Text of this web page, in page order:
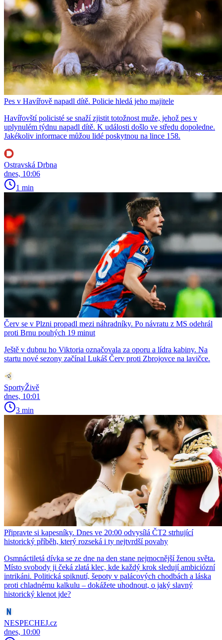
Pes v Havířově napadl dítě. Policie hledá jeho majitele
Havířovští policisté se snaží zjistit totožnost muže, jehož pes v
uplynulém týdnu napadl dítě. K události došlo ve středu dopoledne.
Jakékoliv informace můžou lidé poskytnou na lince 158.
Ostravská Drbna
dnes, 10:06
1 min
Červ se v Plzni propadl mezi náhradníky. Po návratu z MS odehrál
proti Brnu pouhých 19 minut
Ještě v dubnu ho Viktoria označovala za oporu a lídra kabiny. Na
startu nové sezony začínal Lukáš Červ proti Zbrojovce na lavičce.
SportyŽivě
dnes, 10:01
3 min
Připravte si kapesníky. Dnes ve 20:00 odvysílá ČT2 strhující
historický příběh, který rozseká i ty nejtvrdší povahy
Osmnáctiletá dívka se ze dne na den stane nejmocnější ženou světa.
Místo svobody ji čeká zlatá klec, kde každý krok sledují ambiciózní
intrikáni. Politická spiknutí, šepoty v palácových chodbách a láska
proti chladnému kalkulu – dokážete uhodnout, o jaký slavný
historický klenot jde?
NESPECHEJ.cz
dnes, 10:00